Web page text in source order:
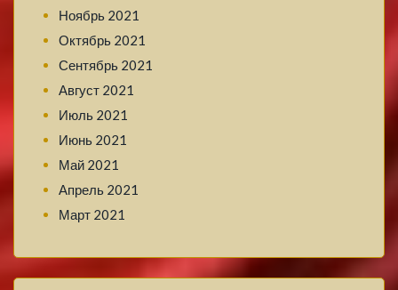
Ноябрь 2021
Октябрь 2021
Сентябрь 2021
Август 2021
Июль 2021
Июнь 2021
Май 2021
Апрель 2021
Март 2021